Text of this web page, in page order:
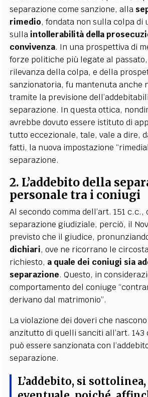
separazione come sanzione, alla
rimedio, fondata non sulla colpa di
sulla intollerabilità della
convivenza. In una prospettiva di
forze politiche più legate al
rilevanza della colpa, e della
sanzionatoria, fu mantenuta anche
tramite la previsione
separazione. In questa ottica,
avrebbe dovuto essere istituto di
tutto eccezionale, tale, vale a dire,
fatti, la nuova impostazione
separazione.
2. L’addebito della
personale tra i coniugi
Al secondo comma dell’art. 151
separazione giudiziale, perciò, il
previsto che il giudice,
dichiari, ove ne ricorrano le
richiesto, a quale dei coniugi sia
separazione. Questo, in
comportamento del coniuge
derivano dal matrimonio”.
La violazione dei doveri che
anzitutto di quelli sanciti all’art. 143
può essere sanzionata con
separazione.
L’addebito, si sottolinea,